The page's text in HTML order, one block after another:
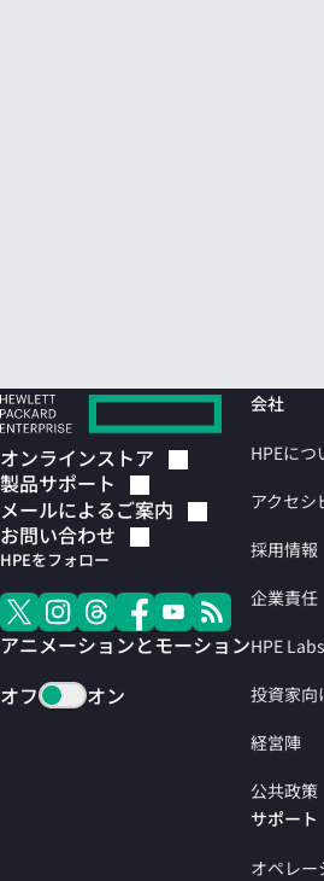
オンラインストア
製品サポート
メールによるご案内
お問い合わせ
HPEをフォロー
アニメーションとモーション
オフ
オン
会社
HPEにつ
アクセシ
採用情報
企業責任
HPE Labs
投資家向
経営陣
公共政策
サポート
オペレー